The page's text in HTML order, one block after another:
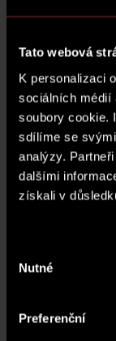
Tato webová
K personalizaci
sociálních médií
soubory cookie.
sdílíme se
analýzy.
dalšími
získali v
souhlasu
Nutné
Preferenční
would you like
we will get back